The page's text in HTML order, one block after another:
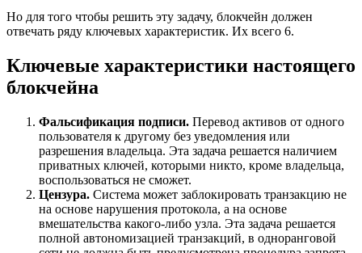
Но для того чтобы решить эту задачу, блокчейн должен
отвечать ряду ключевых характеристик. Их всего 6.
Ключевые характеристики настоящего
блокчейна
Фальсификация подписи. Перевод активов от одного
пользователя к другому без уведомления или
разрешения владельца. Эта задача решается наличием
приватных ключей, которыми никто, кроме владельца,
воспользоваться не сможет.
Цензура. Система может заблокировать транзакцию не
на основе нарушения протокола, а на основе
вмешательства какого-либо узла. Эта задача решается
полной автономизацией транзакций, в одноранговой